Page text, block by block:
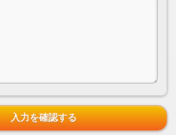
入力を確認する